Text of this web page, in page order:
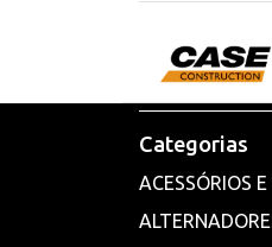
Categorias
ACESSÓRIOS